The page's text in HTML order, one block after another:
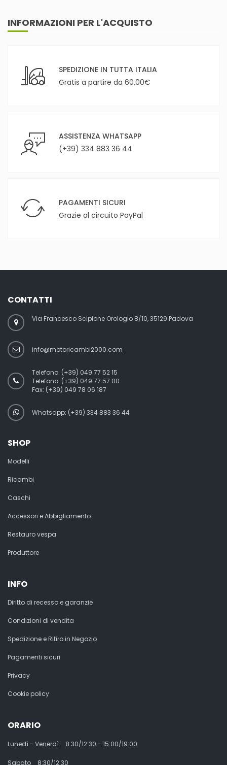
INFORMAZIONI PER L'ACQUISTO
SPEDIZIONE IN TUTTA ITALIA
Gratis a partire da 60,00€
ASSISTENZA WHATSAPP
(+39) 334 883 36 44
PAGAMENTI SICURI
Grazie al circuito PayPal
CONTATTI
Via Francesco Scipione Orologio 8/10, 35129 Padova
info@motoricambi2000.com
Telefono: (+39) 049 77 52 15
Telefono: (+39) 049 77 57 00
Fax: (+39) 049 78 06 187
Whatsapp: (+39) 334 883 36 44
SHOP
Modelli
Ricambi
Caschi
Accessori e Abbigliamento
Restauro vespa
Produttore
INFO
Diritto di recesso e garanzie
Condizioni di vendita
Spedizione e Ritiro in Negozio
Pagamenti sicuri
Privacy
Cookie policy
ORARIO
Lunedì - Venerdì 8:30/12:30 - 15:00/19:00
Sabato 8:30/12:30